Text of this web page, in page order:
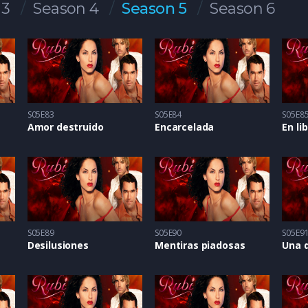
Season 4 Season 5 Season 6
S05E83
Amor destruido
S05E84
Encarcelada En
S05E89
Desilusiones
S05E90
Mentiras piadosas Una